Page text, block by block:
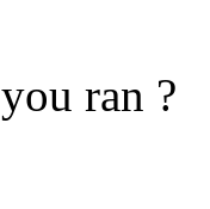
ran ?